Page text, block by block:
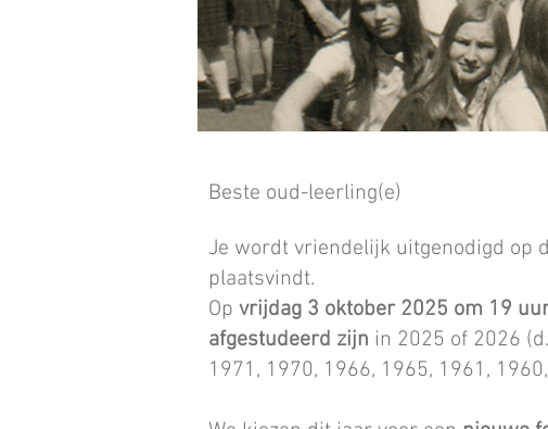
Beste oud-leerling(e)
Je wordt vriendelijk uitgenodigd op
plaatsvindt.
Op vrijdag 3 oktober 2025 om 19
afgestudeerd zijn in 2025 of 2026
1971, 1970, 1966, 1965, 1961,